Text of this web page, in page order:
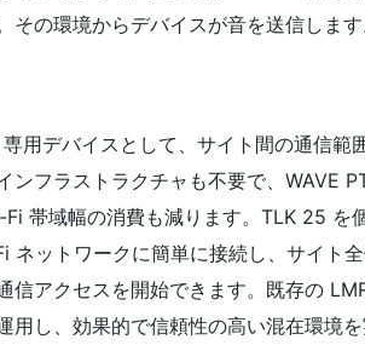
その環境からデバイスが音を送信します
用デバイスとして、サイト間の通信範
ンフラストラクチャも不要で、WAVE
帯域幅の消費も減ります。TLK 25 を
ネットワークに簡単に接続し、サイト
信アクセスを開始できます。既存の
用し、効果的で信頼性の高い混在環境